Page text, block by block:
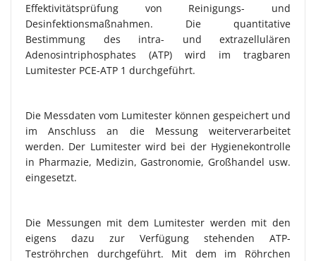
Effektivitätsprüfung von Reinigungs- und
Desinfektionsmaßnahmen. Die quantitative
Bestimmung des intra- und extrazellulären
Adenosintriphosphates (ATP) wird im tragbaren
Lumitester PCE-ATP 1 durchgeführt.
Die Messdaten vom Lumitester können gespeichert und
im Anschluss an die Messung weiterverarbeitet
werden. Der Lumitester wird bei der Hygienekontrolle
in Pharmazie, Medizin, Gastronomie, Großhandel usw.
eingesetzt.
Die Messungen mit dem Lumitester werden mit den
eigens dazu zur Verfügung stehenden ATP-
Teströhrchen durchgeführt. Mit dem im Röhrchen